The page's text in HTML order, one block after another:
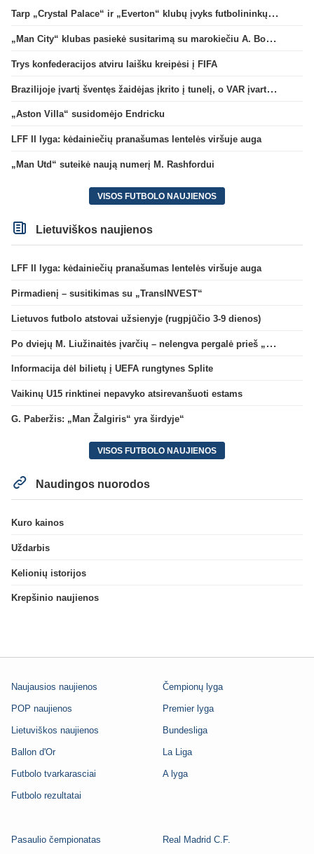
Tarp „Crystal Palace“ ir „Everton“ klubų įvyks futbolininkų mainai
„Man City“ klubas pasiekė susitarimą su marokiečiu A. Bouaddi
Trys konfederacijos atviru laišku kreipėsi į FIFA
Brazilijoje įvartį šventęs žaidėjas įkrito į tunelį, o VAR įvartį atšaukė
„Aston Villa“ susidomėjo Endricku
LFF II lyga: kėdainiečių pranašumas lentelės viršuje auga
„Man Utd“ suteikė naują numerį M. Rashfordui
VISOS FUTBOLO NAUJIENOS
Lietuviškos naujienos
LFF II lyga: kėdainiečių pranašumas lentelės viršuje auga
Pirmadienį – susitikimas su „TransINVEST“
Lietuvos futbolo atstovai užsienyje (rugpjūčio 3-9 dienos)
Po dviejų M. Liužinaitės įvarčių – nelengva pergalė prieš „Bangą“
Informacija dėl bilietų į UEFA rungtynes Splite
Vaikinų U15 rinktinei nepavyko atsirevanšuoti estams
G. Paberžis: „Man Žalgiris“ yra širdyje“
VISOS FUTBOLO NAUJIENOS
Naudingos nuorodos
Kuro kainos
Uždarbis
Kelionių istorijos
Krepšinio naujienos
Naujausios naujienos
POP naujienos
Lietuviškos naujienos
Ballon d'Or
Futbolo tvarkarasciai
Futbolo rezultatai
Čempionų lyga
Premier lyga
Bundesliga
La Liga
A lyga
Pasaulio čempionatas Real Madrid C.F.